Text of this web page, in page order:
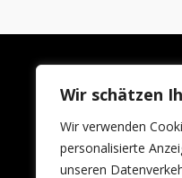
Wir schätzen
Wir verwenden
personalisierte
unseren
LINKS
Impressum